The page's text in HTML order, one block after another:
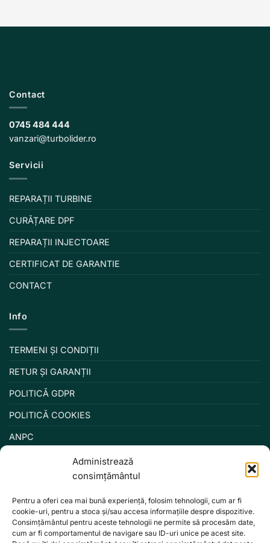
Administrează
consimțământul
Pentru a oferi cea mai bună experiență, folosim tehnologii, cum ar fi
cookie-uri, pentru a stoca și/sau accesa informațiile despre dispozitive.
Consimțământul pentru aceste tehnologii ne permite să procesăm date,
cum ar fi comportamentul de navigare sau ID-uri unice pe acest site.
Contact
0745 484 444
vanzari@turbolider.ro
Servicii
REPARAȚII TURBINE
CURĂȚARE DPF
REPARAȚII INJECTOARE
CERTIFICAT DE GARANTIE
CONTACT
Info
TERMENI ȘI CONDIȚII
RETUR ȘI GARANȚII
POLITICĂ GDPR
POLITICĂ COOKIES
ANPC